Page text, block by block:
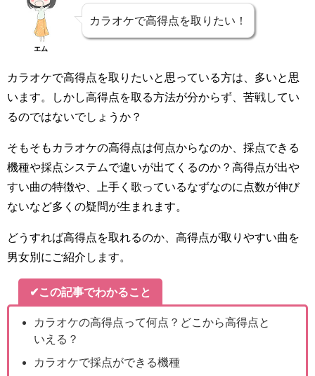
エム
カラオケで高得点を取りたい！
カラオケで高得点を取りたいと思っている方は、多いと思
います。しかし高得点を取る方法が分からず、苦戦してい
るのではないでしょうか？
そもそもカラオケの高得点は何点からなのか、採点できる
機種や採点システムで違いが出てくるのか？高得点が出や
すい曲の特徴や、上手く歌っているなずなのに点数が伸び
ないなど多くの疑問が生まれます。
どうすれば高得点を取れるのか、高得点が取りやすい曲を
男女別にご紹介します。
✔この記事でわかること
カラオケの高得点って何点？どこから高得点と
いえる？
カラオケで採点ができる機種